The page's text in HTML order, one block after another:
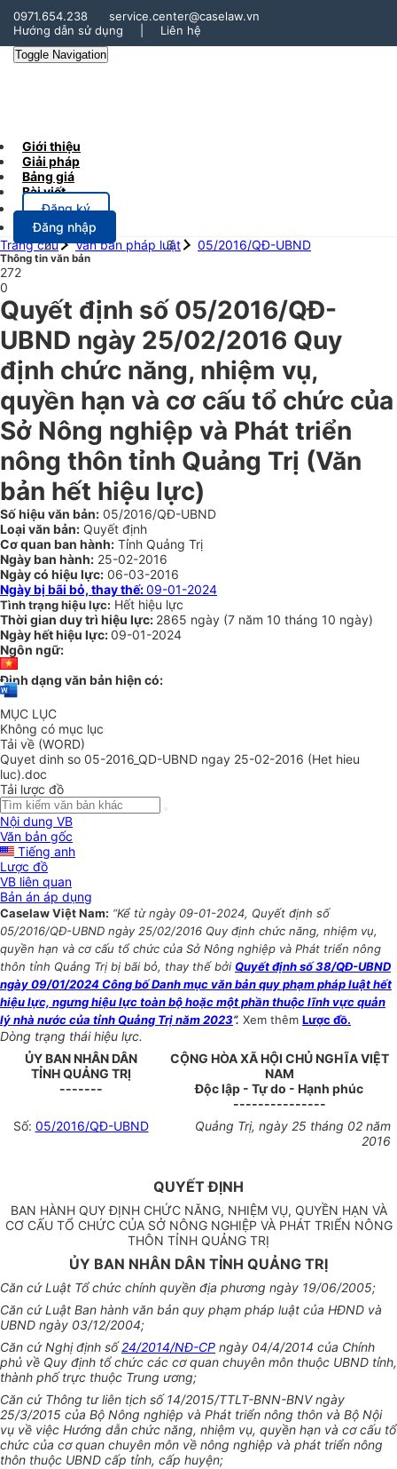
0971.654.238
service.center@caselaw.vn
Hướng dẫn sử dụng
Liên hệ
Toggle Navigation
Giới thiệu
Giải pháp
Bảng giá
Bài viết
Đăng ký
Đăng nhập
Trang chủ
Văn bản pháp luật 05/2016/QĐ-UBND
Thông tin văn bản
272
0
Quyết định số 05/2016/QĐ-
UBND ngày 25/02/2016 Quy
định chức năng, nhiệm vụ,
quyền hạn và cơ cấu tổ chức của
Sở Nông nghiệp và Phát triển
nông thôn tỉnh Quảng Trị (Văn
bản hết hiệu lực)
Số hiệu văn bản: 05/2016/QĐ-UBND
Loại văn bản: Quyết định
Cơ quan ban hành: Tỉnh Quảng Trị
Ngày ban hành: 25-02-2016
Ngày có hiệu lực: 06-03-2016
Ngày bị bãi bỏ, thay thế:09-01-2024
Tình trạng hiệu lực: Hết hiệu lực
Thời gian duy trì hiệu lực: 2865 ngày (7 năm 10 tháng 10 ngày)
Ngày hết hiệu lực:09-01-2024
Ngôn ngữ:
Định dạng văn bản hiện có:
MỤC LỤC
Không có mục lục
Tải về (WORD)
Quyet dinh so 05-2016_QD-UBND ngay 25-02-2016 (Het hieu
luc).doc
Tải lược đồ
Nội dung VB
Văn bản gốc
Tiếng anh
Lược đồ
VB liên quan
Bản án áp dụng
Caselaw Việt Nam: “Kể từ ngày 09-01-2024, Quyết định số
05/2016/QĐ-UBND ngày 25/02/2016 Quy định chức năng, nhiệm vụ,
quyền hạn và cơ cấu tổ chức của Sở Nông nghiệp và Phát triển nông
thôn tỉnh Quảng Trị bị bãi bỏ, thay thế bởi Quyết định số 38/QĐ-UBND
ngày 09/01/2024 Công bố Danh mục văn bản quy phạm pháp luật hết
hiệu lực, ngưng hiệu lực toàn bộ hoặc một phần thuộc lĩnh vực quản
lý nhà nước của tỉnh Quảng Trị năm 2023”. Xem thêm Lược đồ.
Dòng trạng thái hiệu lực.
ỦY BAN NHÂN DÂN
TỈNH QUẢNG TRỊ
-------
CỘNG HÒA XÃ HỘI CHỦ NGHĨA VIỆT
NAM
Độc lập - Tự do - Hạnh phúc
---------------
Số: 05/2016/QĐ-UBND Quảng Trị, ngày 25 tháng 02năm
2016
QUYẾT ĐỊNH
BAN HÀNH QUY ĐỊNH CHỨC NĂNG, NHIỆM VỤ, QUYỀN HẠN VÀ
CƠ CẤU TỔ CHỨC CỦA SỞ NÔNG NGHIỆP VÀ PHÁT TRIỂN NÔNG
THÔN TỈNH QUẢNG TRỊ
ỦY BAN NHÂN DÂN TỈNH QUẢNG TRỊ
Căn cứ Luật Tổ chức chính quyền địa phương ngày 19/06/2005;
Căn cứ Luật Ban hành văn bản quy phạm pháp luật của HĐND và
UBND ngày 03/12/2004;
Căn cứ Nghị định số24/2014/NĐ-CP ngày 04/4/2014 của Chính
phủ về Quy định tổ chức các cơ quan chuyên môn thuộc UBND tỉnh,
thành phố trực thuộc Trung ương;
Căn cứ Thông tư liên tịch số 14/2015/TTLT-BNN-BNV ngày
25/3/2015 của Bộ Nông nghiệp và Phát triển nông thôn và Bộ Nội
vụ về việc Hướng dẫn chức năng, nhiệm vụ, quyền hạn và cơ cấu tổ
chức của cơ quan chuyên môn về nông nghiệp và phát triển nông
thôn thuộc UBND cấp tỉnh, cấp huyện;